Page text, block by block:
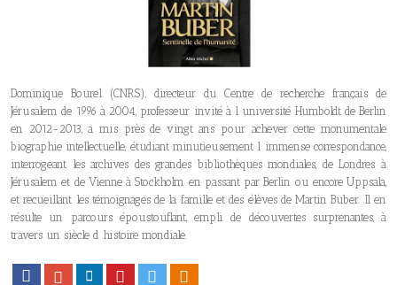
Dominique Bourel (CNRS), directeur du Centre de recherche français de
Jérusalem de 1996 à 2004, professeur invité à l université Humboldt de Berlin
en 2012-2013, a mis près de vingt ans pour achever cette monumentale
biographie intellectuelle, étudiant minutieusement l immense correspondance,
interrogeant les archives des grandes bibliothèques mondiales, de Londres à
Jérusalem et de Vienne à Stockholm en passant par Berlin ou encore Uppsala,
et recueillant les témoignages de la famille et des élèves de Martin Buber. Il en
résulte un parcours époustouflant, empli de découvertes surprenantes, à
travers un siècle d histoire mondiale.
Facebook Google+